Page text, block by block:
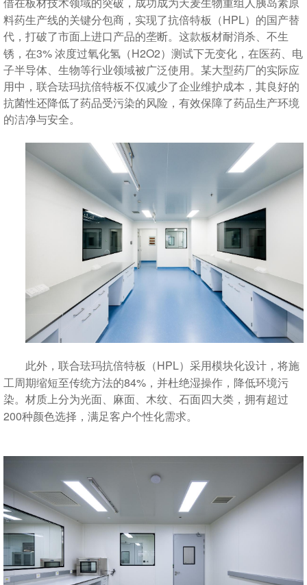
借在板材技术领域的突破，成功成为天麦生物重组人胰岛素原
料药生产线的关键分包商，实现了抗倍特板（HPL）的国产替
代，打破了市面上进口产品的垄断。这款板材耐消杀、不生
锈，在3% 浓度过氧化氢（H2O2）测试下无变化，在医药、电
子半导体、生物等行业领域被广泛使用。某大型药厂的实际应
用中，联合珐玛抗倍特板不仅减少了企业维护成本，其良好的
抗菌性还降低了药品受污染的风险，有效保障了药品生产环境
的洁净与安全。
此外，联合珐玛抗倍特板（HPL）采用模块化设计，将施
工周期缩短至传统方法的84% ，并杜绝湿操作，降低环境污
染。材质上分为光面、麻面、木纹、石面四大类，拥有超过
200种颜色选择，满足客户个性化需求。